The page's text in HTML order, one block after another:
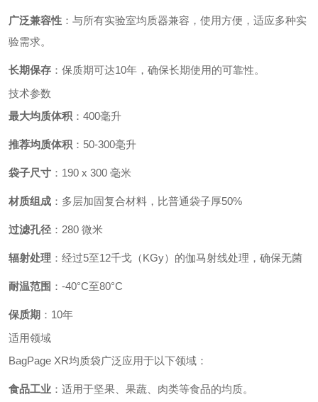
广泛兼容性 ：与所有实验室均质器兼容，使用方便，适应多种实
验需求。
长期保存 ：保质期可达10年，确保长期使用的可靠性。
技术参数
最大均质体积 ：400毫升
推荐均质体积 ：50-300毫升
袋子尺寸 ：190 x 300 毫米
材质组成 ：多层加固复合材料，比普通袋子厚50%
过滤孔径 ：280 微米
辐射处理 ：经过5至12千戈（KGy）的伽马射线处理，确保无菌
耐温范围 ：-40°C至80°C
保质期 ：10年
适用领域
BagPage XR均质袋广泛应用于以下领域：
食品工业 ：适用于坚果、果蔬、肉类等食品的均质。